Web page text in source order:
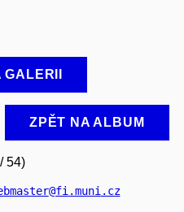
ZPĚT NA ALBUM
/ 54)
@fi.muni.cz